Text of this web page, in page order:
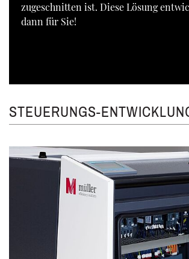
zugeschnitten ist. Diese Lösung
dann für Sie!
STEUERUNGS-